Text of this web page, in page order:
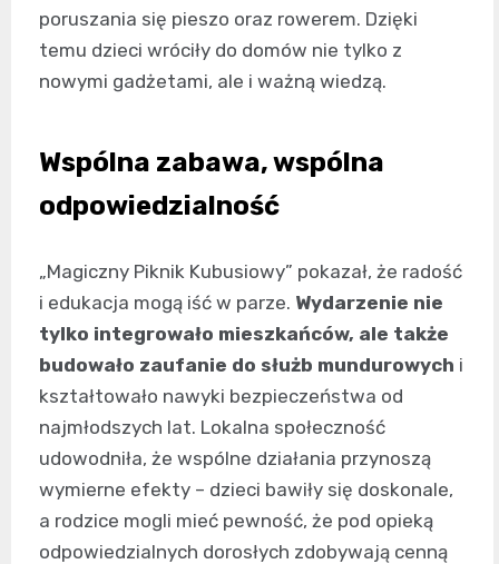
poruszania się pieszo oraz rowerem. Dzięki
temu dzieci wróciły do domów nie tylko z
nowymi gadżetami, ale i ważną wiedzą.
Wspólna zabawa, wspólna
odpowiedzialność
„Magiczny Piknik Kubusiowy” pokazał, że radość
i edukacja mogą iść w parze. Wydarzenie nie
tylko integrowało mieszkańców, ale także
budowało zaufanie do służb mundurowych i
kształtowało nawyki bezpieczeństwa od
najmłodszych lat. Lokalna społeczność
udowodniła, że wspólne działania przynoszą
wymierne efekty – dzieci bawiły się doskonale,
a rodzice mogli mieć pewność, że pod opieką
odpowiedzialnych dorosłych zdobywają cenną